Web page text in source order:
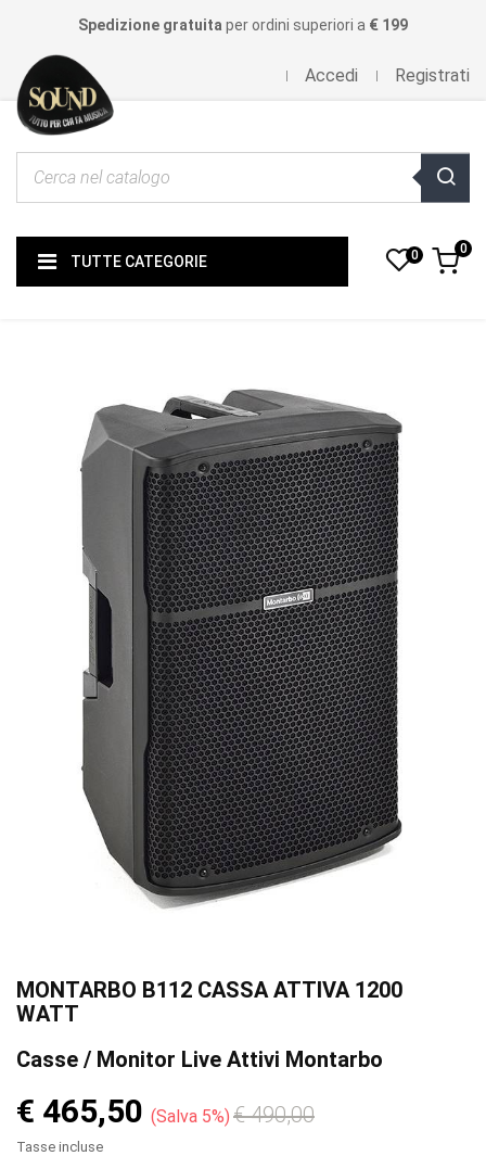
Spedizione gratuita per ordini superiori a € 199
Accedi Registrati
TUTTE CATEGORIE 0 0
MONTARBO B112 CASSA ATTIVA 1200
WATT
Casse / Monitor Live Attivi Montarbo
€ 465,50 Salva 5% € 490,00
Tasse incluse